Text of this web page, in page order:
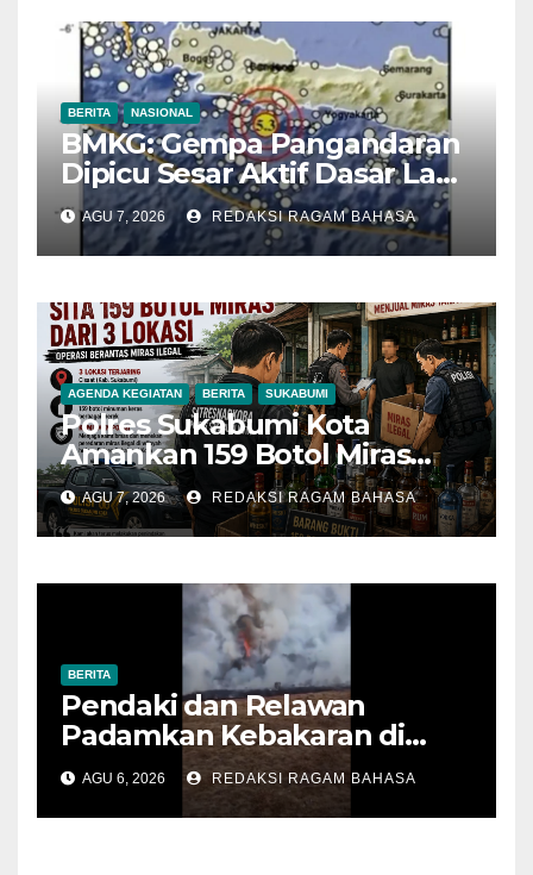
BERITA NASIONAL
BMKG: Gempa Pangandaran
Dipicu Sesar Aktif Dasar Laut,
Getarannya Terasa hingga
Sukabumi
AGU 7, 2026 REDAKSI RAGAM BAHASA
AGENDA KEGIATAN BERITA SUKABUMI
Polres Sukabumi Kota
Amankan 159 Botol Miras
Ilegal dari Tiga Lokasi dalam
Operasi Penyakit Masyarakat
AGU 7, 2026 REDAKSI RAGAM BAHASA
BERITA
Pendaki dan Relawan
Padamkan Kebakaran di
Alun-alun Suryakencana
Sebelum Meluas
AGU 6, 2026 REDAKSI RAGAM BAHASA